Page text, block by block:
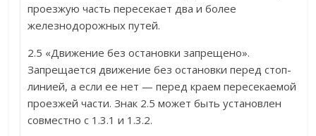
проезжую часть пересекает два и более
железнодорожных путей.
2.5 «Движение без остановки запрещено».
Запрещается движение без остановки перед стоп-
линией, а если ее нет — перед краем пересекаемой
проезжей части. Знак 2.5 может быть установлен
совместно с 1.3.1 и 1.3.2.